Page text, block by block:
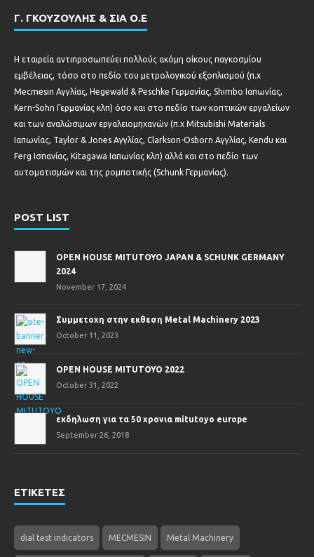
Γ. ΓΚΟΥΖΟΥΛΗΣ & ΣΙΑ Ο.Ε
Η εταιρεία αντιπροσωπεύει πολλούς ακόμη οίκους παγκοσμίου
εμβέλειας, τόσο στο πεδίο του μετρολογικού εξοπλισμού (π.χ
Mecmesin Αγγλίας, Hegewald & Peschke Γερμανίας, Shimbo Ιαπωνίας,
Kern-Sohn Γερμανίας κλπ) όσο και στο πεδίο των κοπτικών εργαλείων
και των αναλώσιμων εργαλειομηχανών (π.χ Mitsubishi Materials
Ιαπωνίας, Taylor & Jones Αγγλίας, Clarkson-Osborn Αγγλίας, Kendu και
Ferg Ισπανίας, Kitagawa Ιαπωνίας κλπ) αλλά και στο πεδίο των
αυτοματισμών και της ρομποτικής (Schunk Γερμανίας).
POST LIST
OPEN HOUSE MITUTOYO JAPAN & SCHUNK GERMANY
2024
November 17, 2024
Συμμετοχη στην εκθεση Metal Machinery 2023
October 11, 2023
OPEN HOUSE MITUTOYO 2022
October 31, 2022
εκδηλωση για τα 50 χρονια mitutoyo europe
September 26, 2018
ΕΤΙΚΕΤΕΣ
dial test indicators MECMESIN Metal Machinery